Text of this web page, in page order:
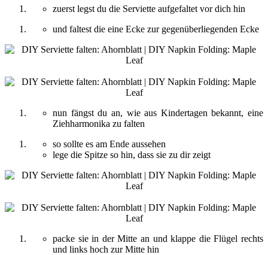
zuerst legst du die Serviette aufgefaltet vor dich hin
und faltest die eine Ecke zur gegenüberliegenden Ecke
nun fängst du an, wie aus Kindertagen bekannt, eine
Ziehharmonika zu falten
so sollte es am Ende aussehen
lege die Spitze so hin, dass sie zu dir zeigt
packe sie in der Mitte an und klappe die Flügel rechts
und links hoch zur Mitte hin